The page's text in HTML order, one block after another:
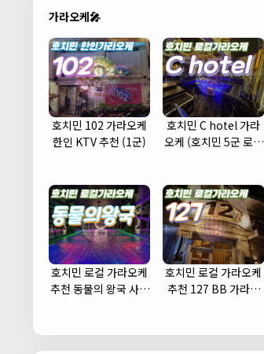
가라오케🎤
호치민 102 가라오케
한인 KTV 추천 (1군)
호치민 C hotel 가라
오케 (호치민 5군 로컬
호치민 로컬 가라오케
추천 동물의 왕국 사우
호치민 로컬 가라오케
추천 127 BB 가라오